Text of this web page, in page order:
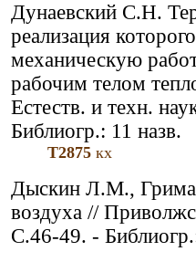
Дунаевский С.Н.
реализация
механическую
рабочим телом
Естеств. и техн.
Библиогр.: 11 назв.
Т2875 кх
Дыскин Л.М.,
воздуха //
С.46-49. -